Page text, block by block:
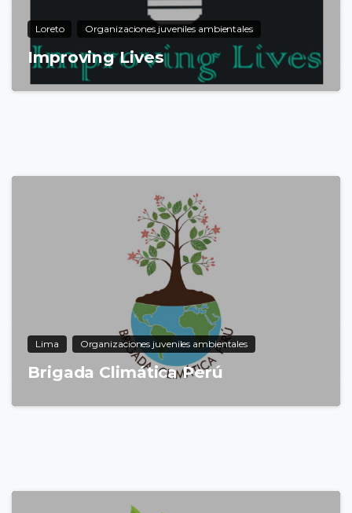
Loreto Organizaciones juveniles ambientales
Improving Lives
Lima Organizaciones juveniles ambientales
Brigada Climática Perú